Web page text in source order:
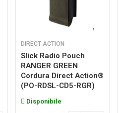
DIRECT ACTION
Slick Radio Pouch
RANGER GREEN
Cordura Direct Action®
(PO-RDSL-CD5-RGR)
Disponibile